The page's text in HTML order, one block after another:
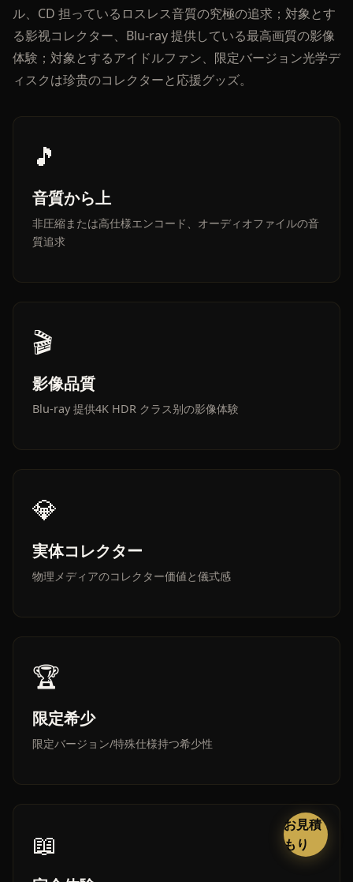
ル、CD 担っているロスレス音質の究極の追求；対象とす
る影视コレクター、Blu-ray 提供している最高画質の影像
体験；対象とするアイドルファン、限定バージョン光学デ
ィスクは珍贵のコレクターと応援グッズ。
🎵
音質から上
非圧縮または高仕様エンコード、オーディオファイルの音
質追求
🎬
影像品質
Blu-ray 提供4K HDR クラス别の影像体験
💎
実体コレクター
物理メディアのコレクター価値と儀式感
🏆
限定希少
限定バージョン/特殊仕様持つ希少性
📖
お見積
もり